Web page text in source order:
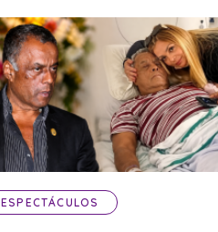
ESPECTÁCULOS